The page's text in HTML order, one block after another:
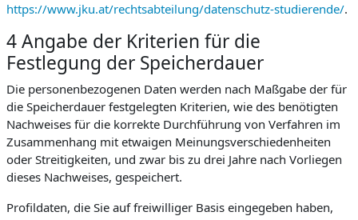
https://www.jku.at/rechtsabteilung/datenschutz-studierende/.
4 Angabe der Kriterien für die
Festlegung der Speicherdauer
Die personenbezogenen Daten werden nach Maßgabe der für
die Speicherdauer festgelegten Kriterien, wie des benötigten
Nachweises für die korrekte Durchführung von Verfahren im
Zusammenhang mit etwaigen Meinungsverschiedenheiten
oder Streitigkeiten, und zwar bis zu drei Jahre nach Vorliegen
dieses Nachweises, gespeichert.
Profildaten, die Sie auf freiwilliger Basis eingegeben haben,